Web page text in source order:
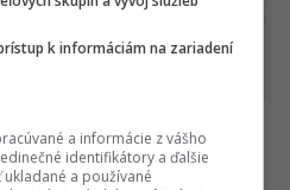
ďalší človek,
k informáciám na zariadení
a informácie z vášho
identifikátory a ďalšie
a používané